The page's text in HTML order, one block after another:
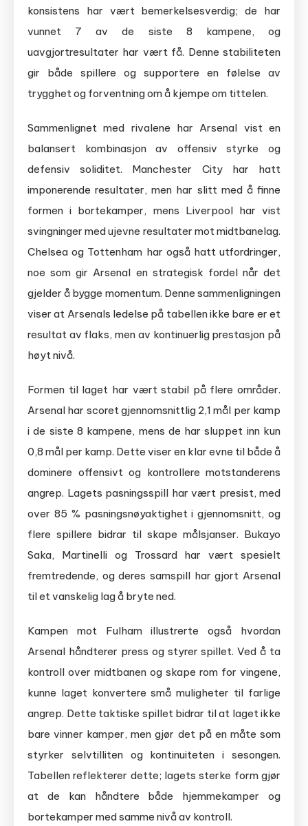
konsistens har vært bemerkelsesverdig; de har
vunnet 7 av de siste 8 kampene, og
uavgjortresultater har vært få. Denne stabiliteten
gir både spillere og supportere en følelse av
trygghet og forventning om å kjempe om tittelen.
Sammenlignet med rivalene har Arsenal vist en
balansert kombinasjon av offensiv styrke og
defensiv soliditet. Manchester City har hatt
imponerende resultater, men har slitt med å finne
formen i bortekamper, mens Liverpool har vist
svingninger med ujevne resultater mot midtbanelag.
Chelsea og Tottenham har også hatt utfordringer,
noe som gir Arsenal en strategisk fordel når det
gjelder å bygge momentum. Denne sammenligningen
viser at Arsenals ledelse på tabellen ikke bare er et
resultat av flaks, men av kontinuerlig prestasjon på
høyt nivå.
Formen til laget har vært stabil på flere områder.
Arsenal har scoret gjennomsnittlig 2,1 mål per kamp
i de siste 8 kampene, mens de har sluppet inn kun
0,8 mål per kamp. Dette viser en klar evne til både å
dominere offensivt og kontrollere motstanderens
angrep. Lagets pasningsspill har vært presist, med
over 85 % pasningsnøyaktighet i gjennomsnitt, og
flere spillere bidrar til skape målsjanser. Bukayo
Saka, Martinelli og Trossard har vært spesielt
fremtredende, og deres samspill har gjort Arsenal
til et vanskelig lag å bryte ned.
Kampen mot Fulham illustrerte også hvordan
Arsenal håndterer press og styrer spillet. Ved å ta
kontroll over midtbanen og skape rom for vingene,
kunne laget konvertere små muligheter til farlige
angrep. Dette taktiske spillet bidrar til at laget ikke
bare vinner kamper, men gjør det på en måte som
styrker selvtilliten og kontinuiteten i sesongen.
Tabellen reflekterer dette; lagets sterke form gjør
at de kan håndtere både hjemmekamper og
bortekamper med samme nivå av kontroll.